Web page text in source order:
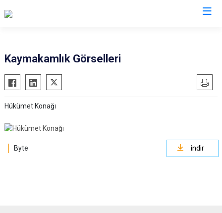
Çemişgezek
Hozat
Mazgirt
Nazımiye
Pertek
Kaymakamlık Görselleri
Hükümet Konağı
Byte indir